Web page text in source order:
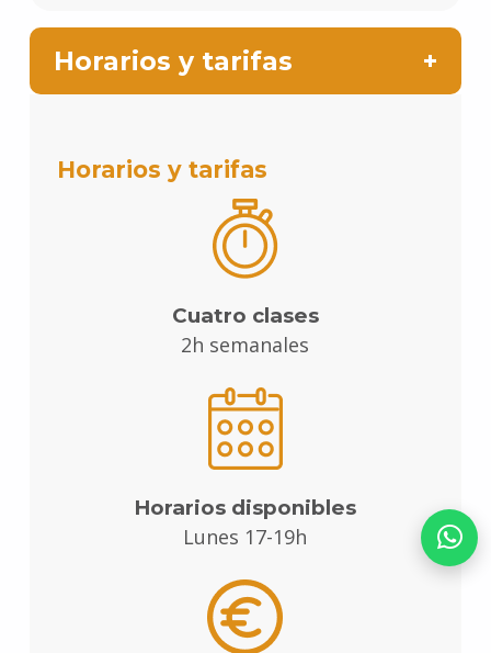
Horarios y tarifas
Horarios y tarifas
Cuatro clases
2h semanales
Horarios disponibles
Lunes 17-19h